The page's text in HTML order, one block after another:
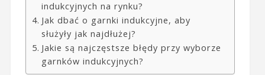
indukcyjnych na rynku?
Jak dbać o garnki indukcyjne, aby
służyły jak najdłużej?
Jakie są najczęstsze błędy przy wyborze
garnków indukcyjnych?